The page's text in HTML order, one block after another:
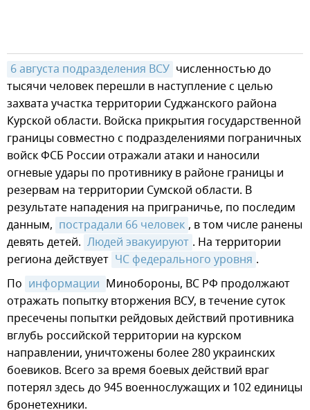
6 августа подразделения ВСУ численностью до
тысячи человек перешли в наступление с целью
захвата участка территории Суджанского района
Курской области. Войска прикрытия государственной
границы совместно с подразделениями пограничных
войск ФСБ России отражали атаки и наносили
огневые удары по противнику в районе границы и
резервам на территории Сумской области. В
результате нападения на приграничье, по последим
данным, пострадали 66 человек , в том числе ранены
девять детей. Людей эвакуируют . На территории
региона действует ЧС федерального уровня .
По информации Минобороны, ВС РФ продолжают
отражать попытку вторжения ВСУ, в течение суток
пресечены попытки рейдовых действий противника
вглубь российской территории на курском
направлении, уничтожены более 280 украинских
боевиков. Всего за время боевых действий враг
потерял здесь до 945 военнослужащих и 102 единицы
бронетехники.